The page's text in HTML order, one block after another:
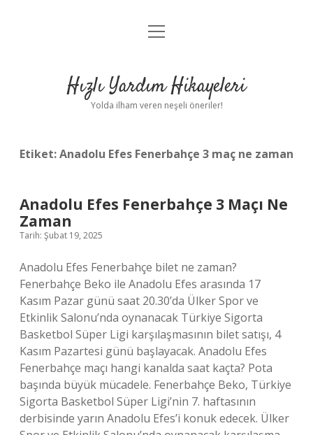
Anasayfa
Yasal Uyarı
menüyü
Hızlı Yardım Hikayeleri
Yolda ilham veren neşeli öneriler!
Etiket:Anadolu Efes Fenerbahçe 3 maç ne zaman
Anadolu Efes Fenerbahçe 3 Maçı Ne
Zaman
Tarih: Şubat 19, 2025
Anadolu Efes Fenerbahçe bilet ne zaman?
Fenerbahçe Beko ile Anadolu Efes arasında 17
Kasım Pazar günü saat 20.30’da Ülker Spor ve
Etkinlik Salonu’nda oynanacak Türkiye Sigorta
Basketbol Süper Ligi karşılaşmasının bilet satışı, 4
Kasım Pazartesi günü başlayacak. Anadolu Efes
Fenerbahçe maçı hangi kanalda saat kaçta? Pota
başında büyük mücadele. Fenerbahçe Beko, Türkiye
Sigorta Basketbol Süper Ligi’nin 7. haftasının
derbisinde yarın Anadolu Efes’i konuk edecek. Ülker